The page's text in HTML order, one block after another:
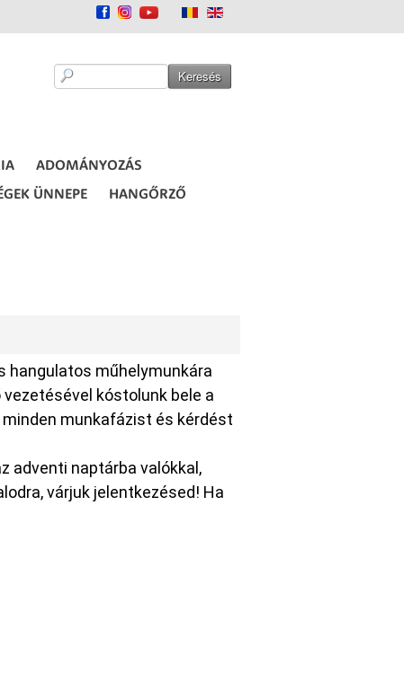
ADOMÁNYOZÁS
ÜNNEPE HANGŐRZŐ
hangulatos műhelymunkára
kóstolunk bele a
munkafázist és kérdést
adventi naptárba valókkal,
várjuk jelentkezésed! Ha